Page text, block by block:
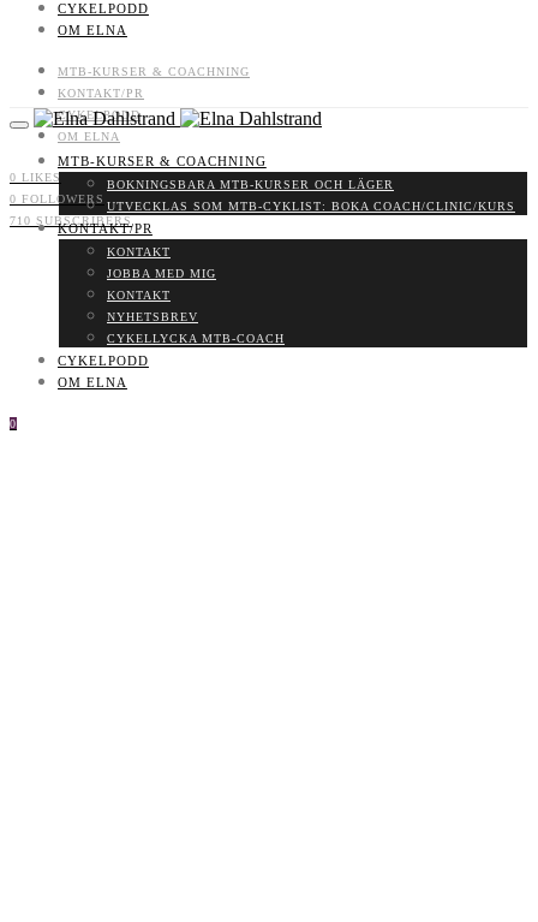
CYKELPODD
OM ELNA
MTB-KURSER & COACHNING
KONTAKT/PR
CYKELPODD
OM ELNA
0 LIKES
0 FOLLOWERS
710 SUBSCRIBERS
MTB-KURSER & COACHNING
BOKNINGSBARA MTB-KURSER OCH LÄGER
UTVECKLAS SOM MTB-CYKLIST: BOKA COACH/CLINIC/KURS
KONTAKT/PR
KONTAKT
JOBBA MED MIG
KONTAKT
NYHETSBREV
CYKELLYCKA MTB-COACH
CYKELPODD
OM ELNA
0